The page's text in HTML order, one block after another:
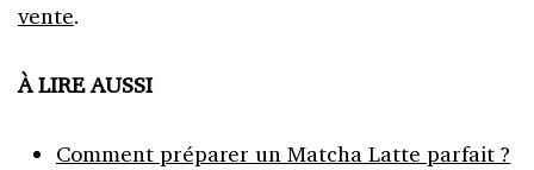
vente.
À LIRE AUSSI
Comment préparer un Matcha Latte parfait ?